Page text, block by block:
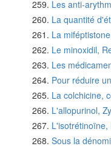
Les anti-
La quantité
La
Le minoxidil,
Les
Pour réduire
La colchicine,
L'allopurinol,
L'isotrétinoïne,
Sous la